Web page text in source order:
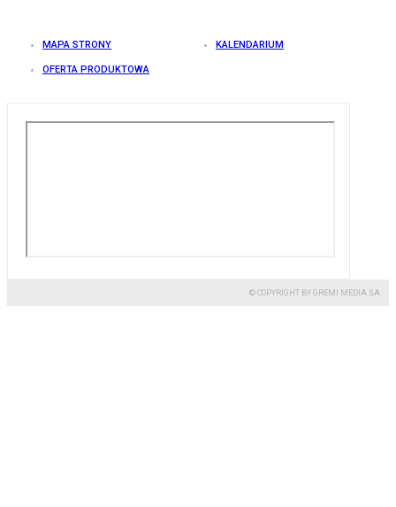
MAPA STRONY KALENDARIUM
OFERTA PRODUKTOWA
© COPYRIGHT BY GREMI MEDIA SA